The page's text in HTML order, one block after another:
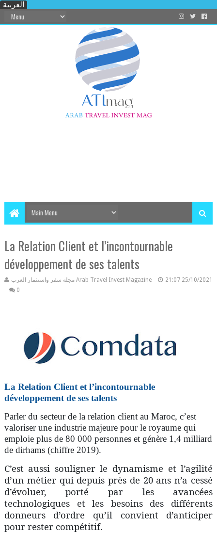
العربية
La Relation Client et l’incontournable
développement de ses talents
مجلة سفر واستثمار العرب Arab Travel Invest Magazine 21:07 25/10/2021
0
La Relation Client et l’incontournable
développement de ses talents
Parler du secteur de la relation client au Maroc, c’est
valoriser une industrie majeure pour le royaume qui
emploie plus de 80 000 personnes et génère 1,4 milliard
de dirhams (chiffre 2019).
C’est aussi souligner le dynamisme et l’agilité
d’un métier qui depuis près de 20 ans n’a cessé
d’évoluer, porté par les avancées
technologiques et les besoins des différents
donneurs d’ordre qu’il convient d’anticiper
pour rester compétitif.